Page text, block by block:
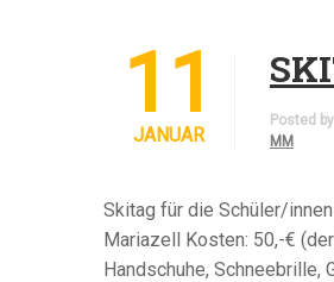
11
JANUAR
Posted by
MM
Skitag für die Schüler/
Mariazell Kosten: 50,-€
Handschuhe,